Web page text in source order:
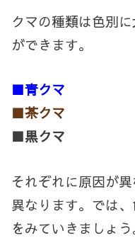
クマの種類は色別
ができます。
■青クマ
■茶クマ
■黒クマ
それぞれに原因が
異なります。では
をみていきましょう